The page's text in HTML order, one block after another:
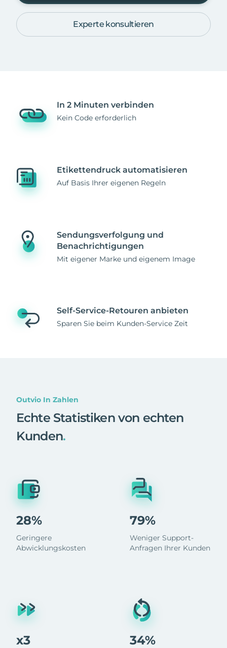
Experte konsultieren
In 2 Minuten verbinden
Kein Code erforderlich
Etikettendruck automatisieren
Auf Basis Ihrer eigenen Regeln
Sendungsverfolgung und
Benachrichtigungen
Mit eigener Marke und eigenem Image
Self-Service-Retouren anbieten
Sparen Sie beim Kunden-Service Zeit
Outvio In Zahlen
Echte Statistiken von echten
Kunden.
28%
Geringere
Abwicklungskosten
x3
79%
Weniger Support-
Anfragen Ihrer Kunden
34%